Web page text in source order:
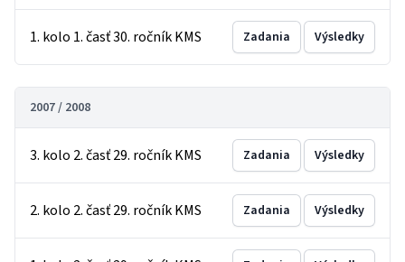
1. kolo 1. časť 30. ročník KMS Zadania Výsledky
2007 / 2008
3. kolo 2. časť 29. ročník KMS Zadania Výsledky
2. kolo 2. časť 29. ročník KMS Zadania Výsledky